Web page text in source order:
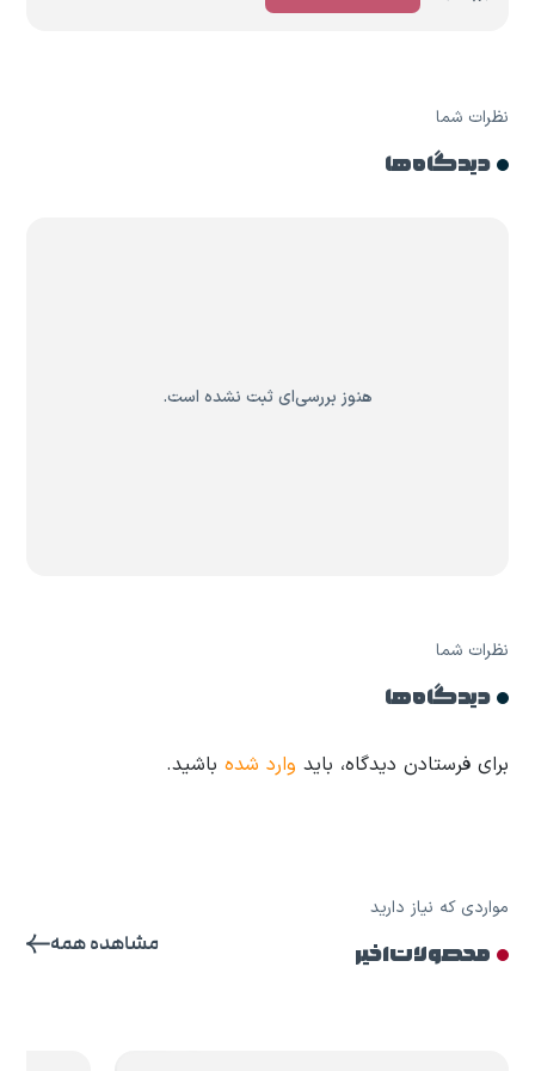
نظرات شما
دیدگاه ها
هنوز بررسی‌ای ثبت نشده است.
نظرات شما
دیدگاه ها
برای فرستادن دیدگاه، باید وارد شده باشید.
مواردی که نیاز دارید
محصولات اخیر مشاهده همه